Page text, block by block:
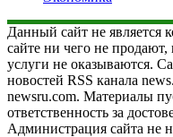
Данный сайт не является
сайте ни чего не
услуги не оказываются.
новостей RSS канала
newsru.com. Материалы
ответственность за
Администрация сайта не